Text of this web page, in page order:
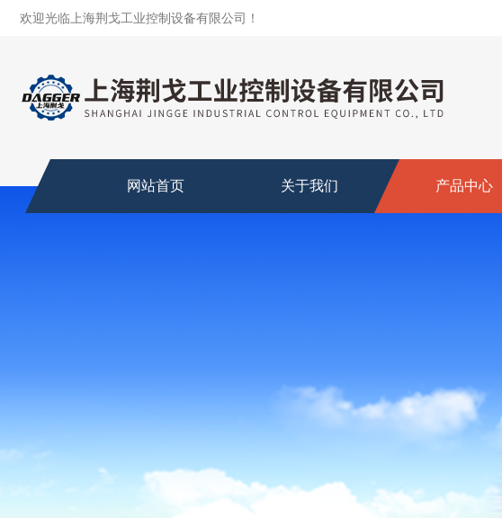
欢迎光临上海荆戈工业控制设备有限公司！
网站首页 关于我们 产品中心